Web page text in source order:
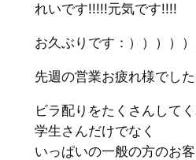
れいです!!!!!元気です!!!!
お久ぶりです：）））））
先週の営業お疲れ様でした
ビラ配りをたくさんしてく
学生さんだけでなく
いっぱいの一般の方のお